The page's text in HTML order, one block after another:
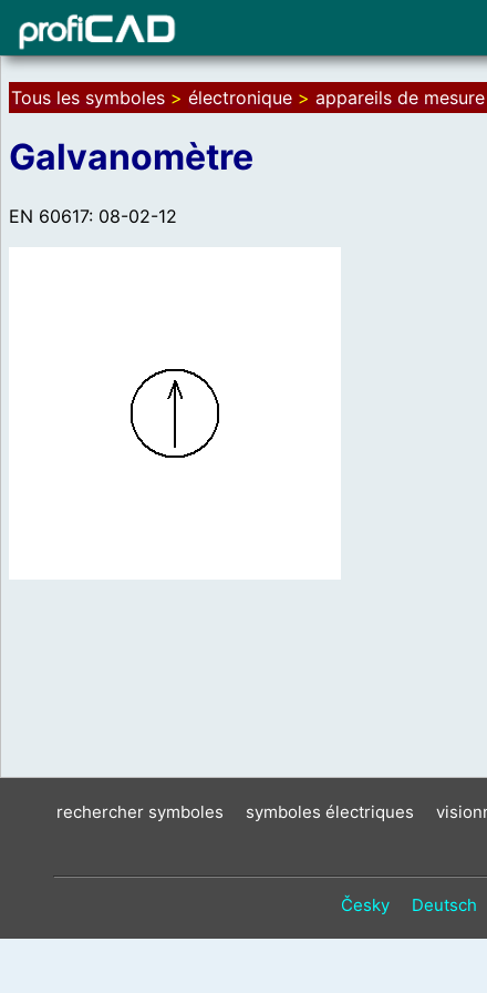
Tous les symboles > électronique > appareils de mesure
Galvanomètre
EN 60617: 08-02-12
rechercher symboles symboles électriques
Česky Deutsch